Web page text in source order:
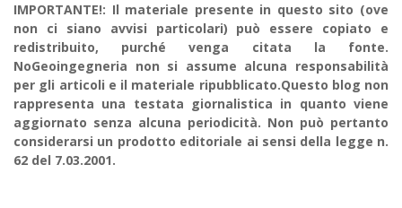
IMPORTANTE!: Il materiale presente in questo sito (ove
non ci siano avvisi particolari) può essere copiato e
redistribuito, purché venga citata la fonte.
NoGeoingegneria non si assume alcuna responsabilità
per gli articoli e il materiale ripubblicato.Questo blog non
rappresenta una testata giornalistica in quanto viene
aggiornato senza alcuna periodicità. Non può pertanto
considerarsi un prodotto editoriale ai sensi della legge n.
62 del 7.03.2001.